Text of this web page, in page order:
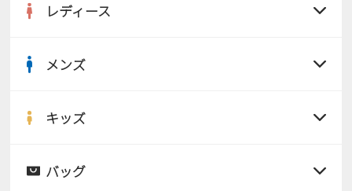
レディース
サンダル
メンズ
サンダル
キッズ
バッグ